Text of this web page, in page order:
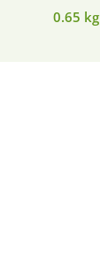
0.65 kg